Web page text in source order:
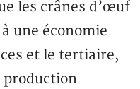
les crânes d’œuf
une économie
et le tertiaire,
production